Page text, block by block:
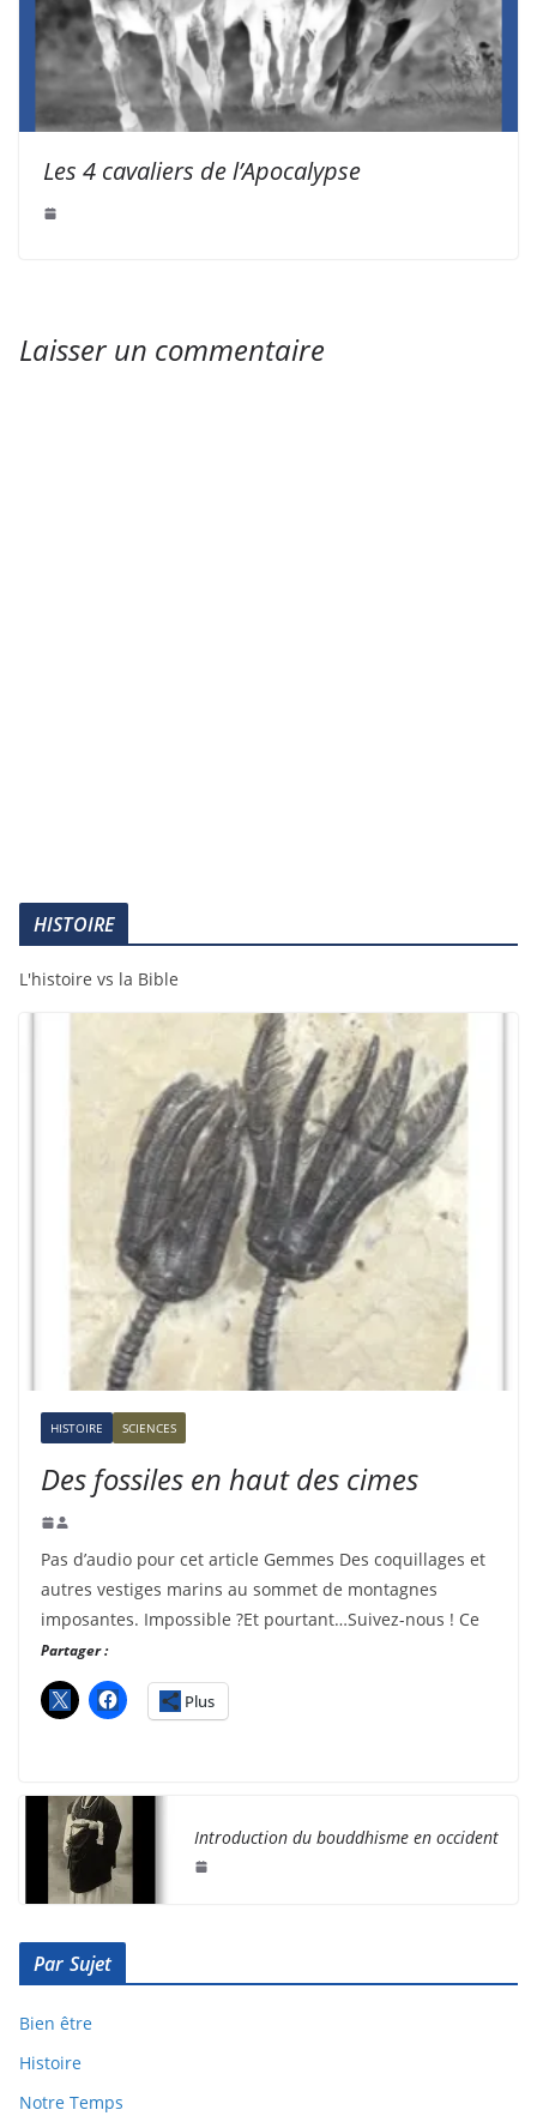
Les 4 cavaliers de l’Apocalypse
Laisser un commentaire
HISTOIRE
L'histoire vs la Bible
HISTOIRE SCIENCES
Des fossiles en haut des cimes
Pas d’audio pour cet article Gemmes Des coquillages et
autres vestiges marins au sommet de montagnes
imposantes. Impossible ?Et pourtant…Suivez-nous ! Ce
Partager :
Plus
Introduction du bouddhisme en occident
Par Sujet
Bien être
Histoire
Notre Temps